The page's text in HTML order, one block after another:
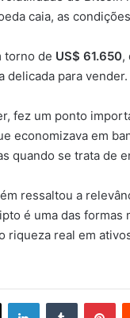
caia, as
torno de US$ 61.650,
delicada para vender.
fez um ponto
economizava em
quando se trata de
ressaltou a
é uma das formas
riqueza real em
X LinkedinTumblr